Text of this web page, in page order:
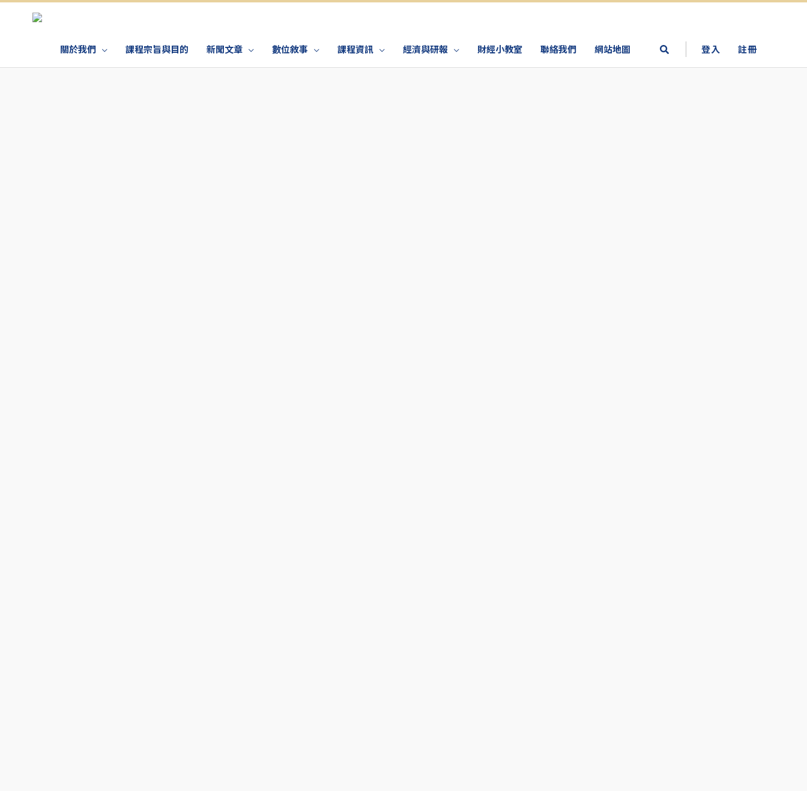
關於我們 課程宗旨與目的 新聞文章 數位敘事 課程資訊 經濟與研報 財經小教室 聯絡我們 網站地圖 登入 註冊